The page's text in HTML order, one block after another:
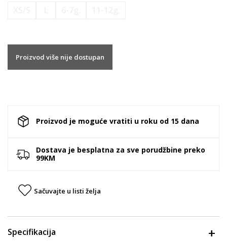
Proizvod više nije dostupan
Proizvod je moguće vratiti u roku od 15 dana
Dostava je besplatna za sve porudžbine preko
99KM
Sačuvajte u listi želja
Specifikacija